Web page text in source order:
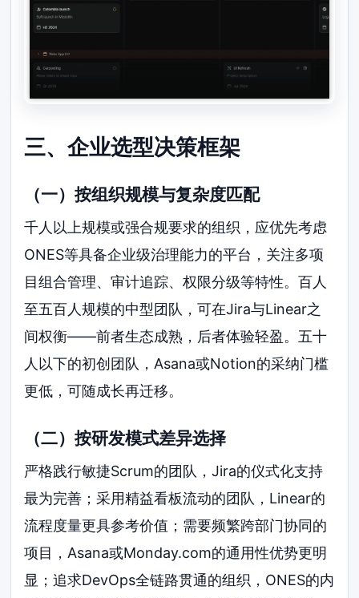
三、企业选型决策框架
（一）按组织规模与复杂度匹配
千人以上规模或强合规要求的组织，应优先考虑
ONES等具备企业级治理能力的平台，关注多项
目组合管理、审计追踪、权限分级等特性。百人
至五百人规模的中型团队，可在Jira与Linear之
间权衡——前者生态成熟，后者体验轻盈。五十
人以下的初创团队，Asana或Notion的采纳门槛
更低，可随成长再迁移。
（二）按研发模式差异选择
严格践行敏捷Scrum的团队，Jira的仪式化支持
最为完善；采用精益看板流动的团队，Linear的
流程度量更具参考价值；需要频繁跨部门协同的
项目，Asana或Monday.com的通用性优势更明
显；追求DevOps全链路贯通的组织，ONES的内